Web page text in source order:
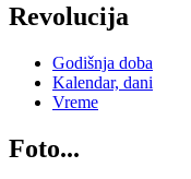
Revolucija
Godišnja doba
Kalendar, dani
Vreme
Foto...